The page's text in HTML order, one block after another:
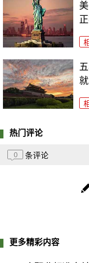
热门评论
0 条评论
更多精彩内容